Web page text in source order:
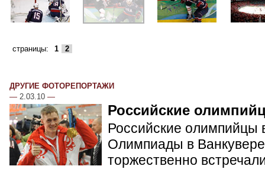
страницы: 1 2
ДРУГИЕ ФОТОРЕПОРТАЖИ
— 2.03.10 —
Российские
Российские олимпийцы
Олимпиады в
торжественно